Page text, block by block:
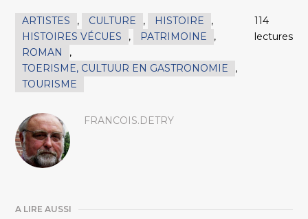
ARTISTES , CULTURE , HISTOIRE
,
HISTOIRES VÉCUES
, PATRIMOINE
,
ROMAN
,
TOERISME, CULTUUR EN GASTRONOMIE
,
TOURISME
114
lectures
FRANCOIS.DETRY
A LIRE AUSSI